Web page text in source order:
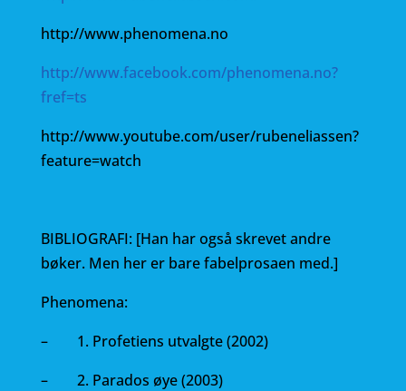
http://www.phenomena.no
http://www.facebook.com/phenomena.no?
fref=ts
http://www.youtube.com/user/rubeneliassen?
feature=watch
BIBLIOGRAFI: [Han har også skrevet andre
bøker. Men her er bare fabelprosaen med.]
Phenomena:
– 1. Profetiens utvalgte (2002)
– 2. Parados øye (2003)